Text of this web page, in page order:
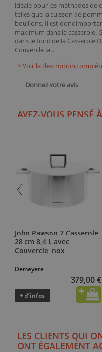
idéale pour les méthodes de
telles que la cuisson de
bouillons. Il est donc
maximum dans la casserole.
dans le fond de la Casserole
Couvercle la...
> Voir la description
Donnez votre avis
AVEZ-VOUS PENSÉ
John Pawson 7 Casserole
28 cm 8,4 L avec
Couvercle Inox
Demeyere
379,00 €
+ d’infos
LES CLIENTS QUI
ONT ÉGALEMENT